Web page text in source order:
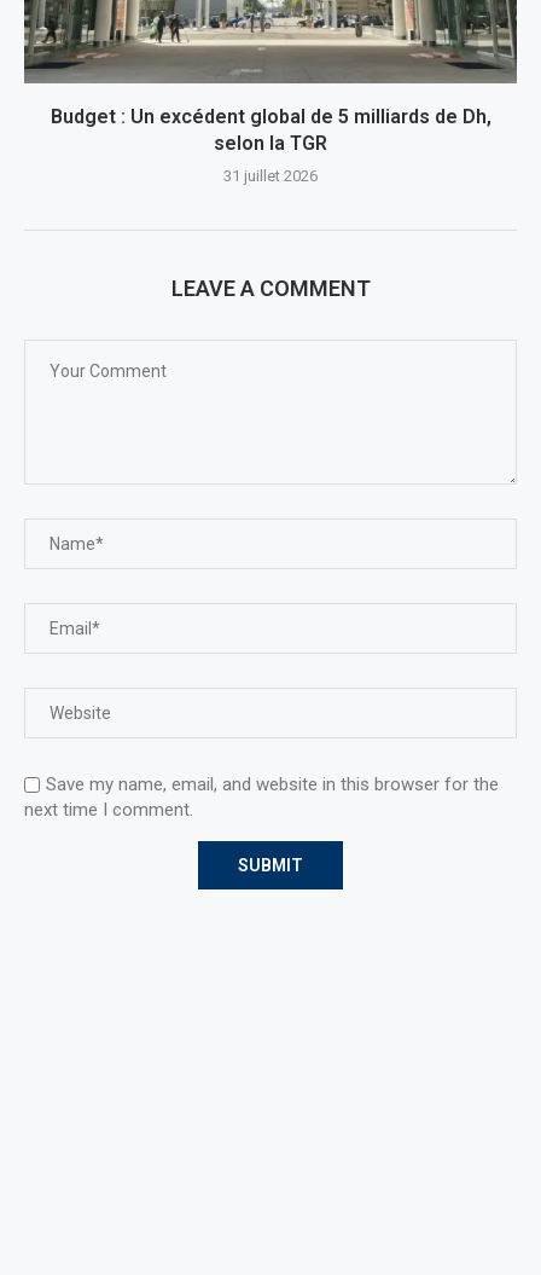
Budget : Un excédent global de 5 milliards de Dh,
selon la TGR
31 juillet 2026
LEAVE A COMMENT
Save my name, email, and website in this browser for the
next time I comment.